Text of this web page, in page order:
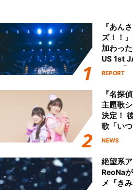
『あん
ズ！！
加わっ
US 1st
Final「
ート!!
REPORT
『名探
主題歌
決定！
歌「い
える」
NEWS
絶望系
ReoNa
メ『き